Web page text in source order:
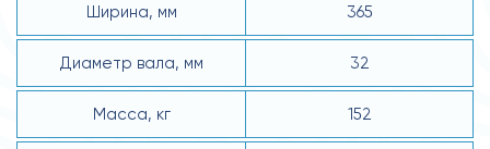
Ширина, мм 365
Диаметр вала, мм 32
Масса, кг 152